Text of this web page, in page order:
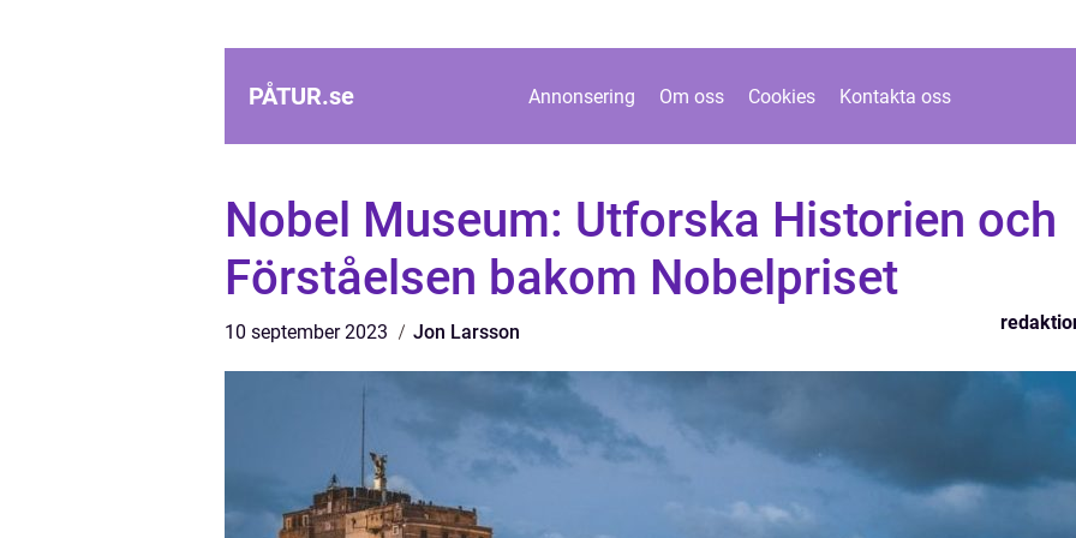
PÅTUR.se Annonsering Om oss Cookies Kontakta oss
Nobel Museum: Utforska Historien och
Förståelsen bakom Nobelpriset
10 september 2023 Jon Larsson